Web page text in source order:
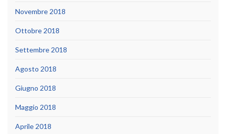
Novembre 2018
Ottobre 2018
Settembre 2018
Agosto 2018
Giugno 2018
Maggio 2018
Aprile 2018